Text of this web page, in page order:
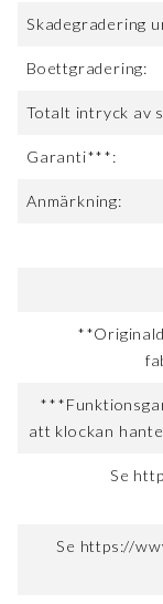
Skadegradering
Boettgradering:
Totalt intryck av
Garanti***:
Anmärkning:
att klockan
Se
Se https://